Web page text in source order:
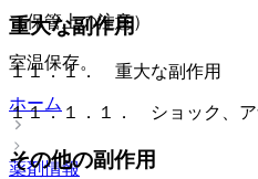
（保管上の注意）
室温保存。
ホーム
薬剤情報
重大な副作用
１１．１． 重大な副作用
１１．１．１． ショック、ア
その他の副作用